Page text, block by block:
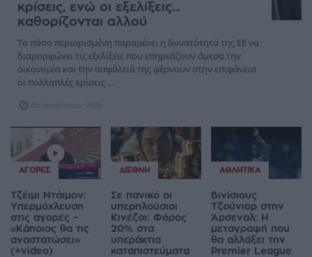
κρίσεις, ενώ οι εξελίξεις...
καθορίζονται αλλού
Το πόσο περιορισμένη παραμένει η δυνατότητά της ΕΕ να
διαμορφώνει τις εξελίξεις που επηρεάζουν άμεσα την
οικονομία και την ασφάλειά της φέρνουν στην επιφάνεια
οι πολλαπλές κρίσεις ...
06 Αυγούστου 2026
ΑΓΟΡΈΣ
Τζέιμι Ντάιμον:
Υπερμόχλευση
στις αγορές –
«Κάποιος θα τις
αναστατώσει»
(+video)
ΔΙΕΘΝΉ
Σε πανικό οι
υπερπλούσιοι
Κινέζοι: Φόρος
20% στα
υπεράκτια
καταπιστεύματα
ΑΘΛΗΤΙΚΆ
Βινίσιους
Τζούνιορ στην
Άρσεναλ: Η
μεταγραφή που
θα αλλάξει την
Premier League